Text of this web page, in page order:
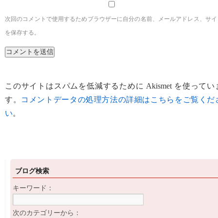
次回のコメントで使用するためブラウザーに自分の名前、メールアドレス、サ
を保存する。
このサイトはスパムを低減するために Akismet を使ってい
す。
コメントデータの処理方法の詳細はこちらをご覧くだ
い。
ブログ検索
キーワード：
次のカテゴリーから：